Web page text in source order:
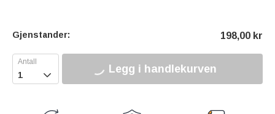
Gjenstander: 198,00 kr
 Legg i handlekurven